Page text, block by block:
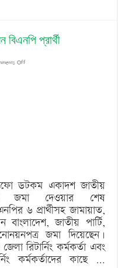
প্রার্থী
Offon
প্রার্থী
ডটকম একাদশ জাতীয়
জমা দেওয়ার শেষ
৬ প্রার্থীসহ জামায়াত,
বাংলাদেশ, জাতীয় পার্টি,
জমা দিয়েছেন।
রিটার্নিং কর্মকর্তা এবং
কর্মকর্তাদের কাছে …